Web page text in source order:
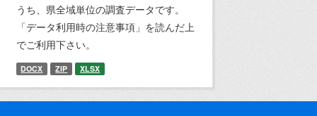
うち、県全域単位の調査データです。
「データ利用時の注意事項」を読んだ上
でご利用下さい。
DOCX ZIP XLSX